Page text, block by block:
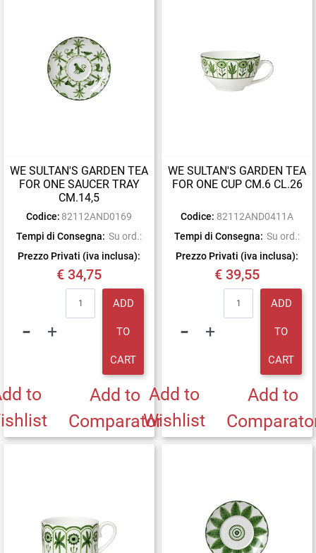
WE SULTAN'S GARDEN TEA
FOR ONE SAUCER TRAY
CM.14,5
Codice: 82112AND0169
Tempi di Consegna: Su ord.:
Prezzo Privati (iva inclusa):
€ 34,75
ADD
TO
CART
to
Add to
Comparator
WE SULTAN'S GARDEN TEA
FOR ONE CUP CM.6 CL.26
Codice: 82112AND0411A
Tempi di Consegna: Su ord.:
Prezzo Privati (iva inclusa):
€ 39,55
ADD
TO
CART
Add to
Wishlist
Add to